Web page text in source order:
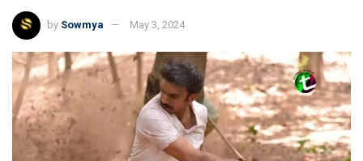
by Sowmya May 3, 2024